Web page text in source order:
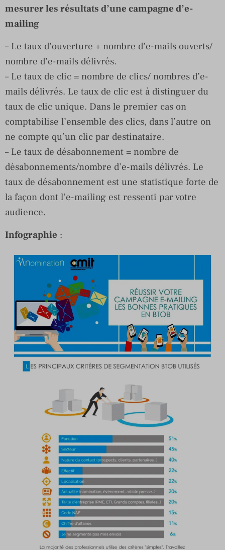
mesurer les résultats d’une campagne d’e-
mailing
– Le taux d’ouverture + nombre d’e-mails ouverts/
nombre d’e-mails délivrés.
– Le taux de clic = nombre de clics/ nombres d’e-
mails délivrés. Le taux de clic est à distinguer du
taux de clic unique. Dans le premier cas on
comptabilise l’ensemble des clics, dans l’autre on
ne compte qu’un clic par destinataire.
– Le taux de désabonnement = nombre de
désabonnements/nombre d’e-mails délivrés. Le
taux de désabonnement est une statistique forte de
la façon dont l’e-mailing est ressenti par votre
audience.
Infographie :